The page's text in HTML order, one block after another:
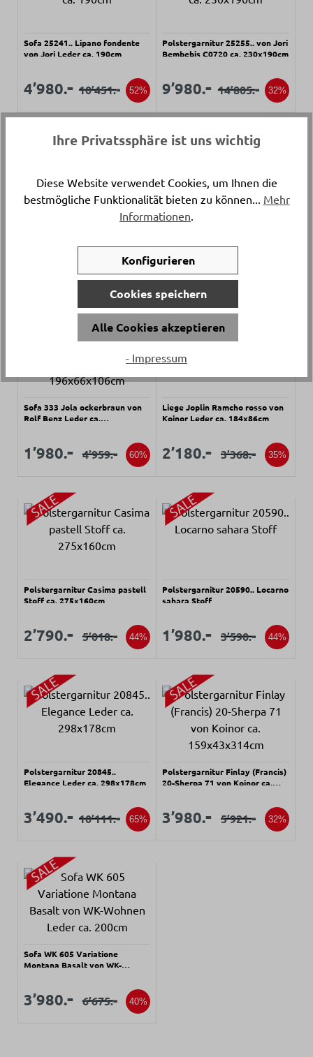
Sofa 25241.. Lipano fondente
von Jori Leder ca. 190cm
Verkaufspreis:
Verkaufspreis:
4’980.- Regulärer Preis:
10’451.- 52%
Polstergarnitur 25255.. von Jori
Bembebis C0720 ca. 230x190cm
Verkaufspreis:
Verkaufspreis:
9’980.- Regulärer Preis:
14’805.- 32%
Sofa Lucens Deluxe Taupe
Verkaufspreis:
Verkaufspreis:
1’380.- 42%
Polstergarnitur 50 graublau
Verkaufspreis:
6’980.- 12’814.
Sofa 333 Jola ockerbraun von
Rolf Benz Leder ca.
Verkaufspreis:
Verkaufspreis:
1’980.- Regulärer Preis:
4’959.- 60%
Liege Joplin Ramcho rosso von
Koinor Leder ca. 184x86cm
Verkaufspreis:
Verkaufspreis:
2’180.- Regulärer Preis:
3’368.- 35%
Polstergarnitur Casima pastell
Stoff ca. 275x160cm
Verkaufspreis:
Verkaufspreis:
2’790.- Regulärer Preis:
5’018.- 44%
Polstergarnitur 20590.. Locarno
sahara Stoff
Verkaufspreis:
Verkaufspreis:
1’980.- Regulärer Preis:
3’590.- 44%
Polstergarnitur 20845..
Elegance Leder ca. 298x178cm
Verkaufspreis:
Verkaufspreis:
3’490.- Regulärer Preis:
10’111.- 65%
Polstergarnitur Finlay (Francis)
20-Sherpa 71 von Koinor ca.
Verkaufspreis:
Verkaufspreis:
3’980.- Regulärer Preis:
5’921.- 32%
Sofa WK 605 Variatione
Montana Basalt von WK-
Verkaufspreis:
Verkaufspreis:
3’980.- Regulärer Preis:
6’675.- 40%
Ihre Privatssphäre ist uns wichtig
Diese Website verwendet Cookies, um Ihnen die
bestmögliche Funktionalität bieten zu können... Mehr
Informationen
Konfigurieren
Cookies speichern
Alle Cookies akzeptieren
- Impressum